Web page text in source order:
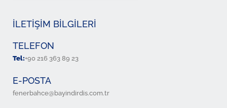
İLETİŞİM BİLGİLERİ
TELEFON
Tel:+90 216 363 89 23
E-POSTA
fenerbahce@bayindirdis.com.tr